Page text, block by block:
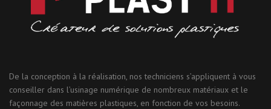
De la conception à la réalisation, nos techniciens s’appliquent à vous
conseiller dans l’usinage numérique de nombreux matériaux et le
façonnage des matières plastiques, en fonction de vos besoins.